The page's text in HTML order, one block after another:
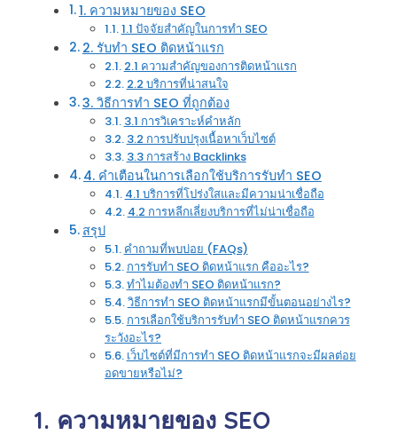
1. ความหมายของ SEO
1.1 ปัจจัยสำคัญในการทำ SEO
2. รับทำ SEO ติดหน้าแรก
2.1 ความสำคัญของการติดหน้าแรก
2.2 บริการที่น่าสนใจ
3. วิธีการทำ SEO ที่ถูกต้อง
3.1 การวิเคราะห์คำหลัก
3.2 การปรับปรุงเนื้อหาเว็บไซต์
3.3 การสร้าง Backlinks
4. คำเตือนในการเลือกใช้บริการรับทำ SEO
4.1 บริการที่โปร่งใสและมีความน่าเชื่อถือ
4.2 การหลีกเลี่ยงบริการที่ไม่น่าเชื่อถือ
สรุป
คำถามที่พบบ่อย (FAQs)
การรับทำ SEO ติดหน้าแรก คืออะไร?
ทำไมต้องทำ SEO ติดหน้าแรก?
วิธีการทำ SEO ติดหน้าแรกมีขั้นตอนอย่างไร?
การเลือกใช้บริการรับทำ SEO ติดหน้าแรกควร
ระวังอะไร?
เว็บไซต์ที่มีการทำ SEO ติดหน้าแรกจะมีผลต่อย
อดขายหรือไม่?
1. ความหมายของ SEO